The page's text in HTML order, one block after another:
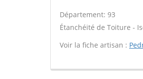
Département: 93
Étanchéité de Toiture -
Voir la fiche artisan :